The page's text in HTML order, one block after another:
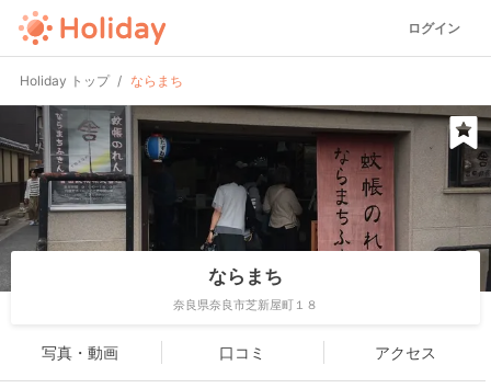
ログイン
Holiday トップ ならまち
ならまち
奈良県奈良市芝新屋町１８
写真・動画 口コミ アクセス